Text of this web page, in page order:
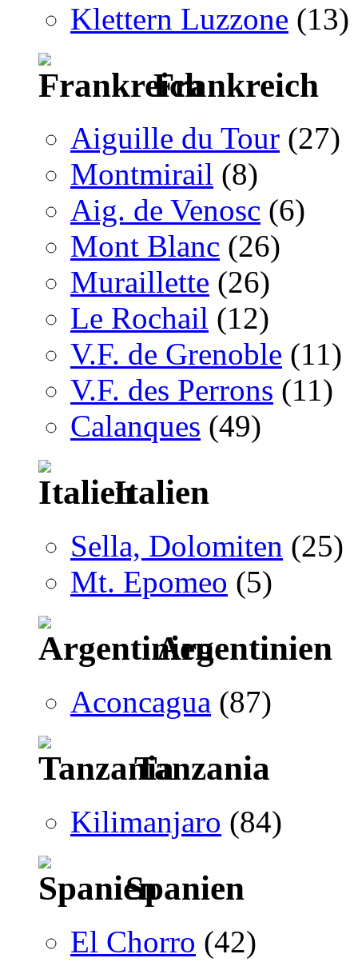
Klettern Luzzone (13)
Frankreich
Aiguille du Tour (27)
Montmirail (8)
Aig. de Venosc (6)
Mont Blanc (26)
Muraillette (26)
Le Rochail (12)
V.F. de Grenoble (11)
V.F. des Perrons (11)
Calanques (49)
Italien
Sella, Dolomiten (25)
Mt. Epomeo (5)
Argentinien
Aconcagua (87)
Tanzania
Kilimanjaro (84)
Spanien
El Chorro (42)